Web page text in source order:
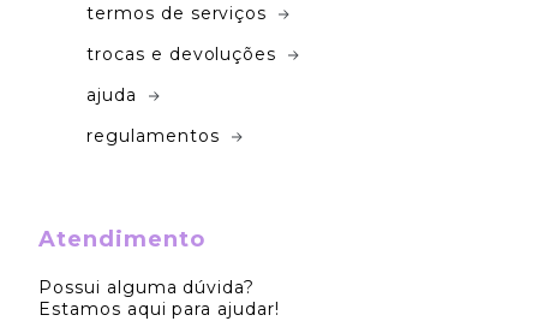
termos de serviços
trocas e devoluções
ajuda
regulamentos
Atendimento
Possui alguma dúvida?
Estamos aqui para ajudar!